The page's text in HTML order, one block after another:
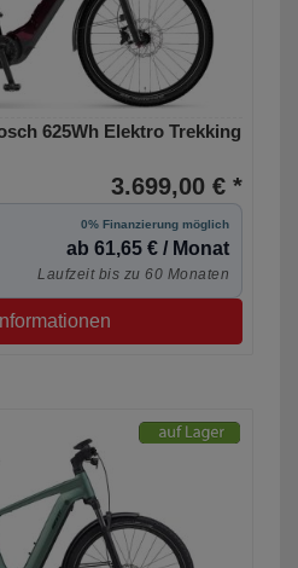
625Wh Elektro Trekking
3.699,00 € *
0% Finanzierung möglich
ab 61,65 € / Monat
Laufzeit bis zu 60 Monaten